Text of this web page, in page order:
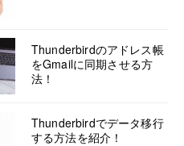
Thunderbirdのアドレス帳
をGmailに同期させる方
法！
Thunderbirdでデータ移行
する方法を紹介！